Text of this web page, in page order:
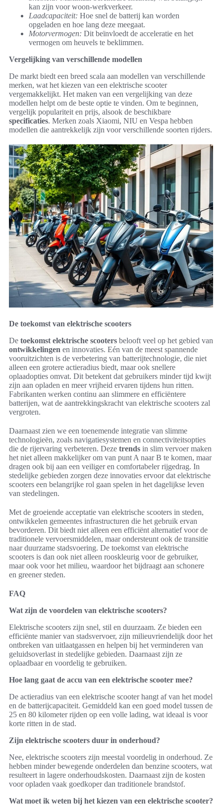
kan zijn voor woon-werkverkeer.
Laadcapaciteit: Hoe snel de batterij kan worden
opgeladen en hoe lang deze meegaat.
Motorvermogen: Dit beïnvloedt de acceleratie en het
vermogen om heuvels te beklimmen.
Vergelijking van verschillende modellen
De markt biedt een breed scala aan modellen van verschillende
merken, wat het kiezen van een elektrische scooter
vergemakkelijkt. Het maken van een vergelijking van deze
modellen helpt om de beste optie te vinden. Om te beginnen,
vergelijk populariteit en prijs, alsook de beschikbare
specificaties. Merken zoals Xiaomi, NIU en Vespa hebben
modellen die aantrekkelijk zijn voor verschillende soorten rijders.
De toekomst van elektrische scooters
De toekomst elektrische scooters belooft veel op het gebied van
ontwikkelingen en innovaties. Eén van de meest spannende
vooruitzichten is de verbetering van batterijtechnologie, die niet
alleen een grotere actieradius biedt, maar ook snellere
oplaadopties omvat. Dit betekent dat gebruikers minder tijd kwijt
zijn aan opladen en meer vrijheid ervaren tijdens hun ritten.
Fabrikanten werken continu aan slimmere en efficiëntere
batterijen, wat de aantrekkingskracht van elektrische scooters zal
vergroten.
Daarnaast zien we een toenemende integratie van slimme
technologieën, zoals navigatiesystemen en connectiviteitsopties
die de rijervaring verbeteren. Deze trends in slim vervoer maken
het niet alleen makkelijker om van punt A naar B te komen, maar
dragen ook bij aan een veiliger en comfortabeler rijgedrag. In
stedelijke gebieden zorgen deze innovaties ervoor dat elektrische
scooters een belangrijke rol gaan spelen in het dagelijkse leven
van stedelingen.
Met de groeiende acceptatie van elektrische scooters in steden,
ontwikkelen gemeentes infrastructuren die het gebruik ervan
bevorderen. Dit biedt niet alleen een efficiënt alternatief voor de
traditionele vervoersmiddelen, maar ondersteunt ook de transitie
naar duurzame stadsvoering. De toekomst van elektrische
scooters is dan ook niet alleen rooskleurig voor de gebruiker,
maar ook voor het milieu, waardoor het bijdraagt aan schonere
en greener steden.
FAQ
Wat zijn de voordelen van elektrische scooters?
Elektrische scooters zijn snel, stil en duurzaam. Ze bieden een
efficiënte manier van stadsvervoer, zijn milieuvriendelijk door het
ontbreken van uitlaatgassen en helpen bij het verminderen van
geluidsoverlast in stedelijke gebieden. Daarnaast zijn ze
oplaadbaar en voordelig te gebruiken.
Hoe lang gaat de accu van een elektrische scooter mee?
De actieradius van een elektrische scooter hangt af van het model
en de batterijcapaciteit. Gemiddeld kan een goed model tussen de
25 en 80 kilometer rijden op een volle lading, wat ideaal is voor
korte ritten in de stad.
Zijn elektrische scooters duur in onderhoud?
Nee, elektrische scooters zijn meestal voordelig in onderhoud. Ze
hebben minder bewegende onderdelen dan benzine scooters, wat
resulteert in lagere onderhoudskosten. Daarnaast zijn de kosten
voor opladen vaak goedkoper dan traditionele brandstof.
Wat moet ik weten bij het kiezen van een elektrische scooter?